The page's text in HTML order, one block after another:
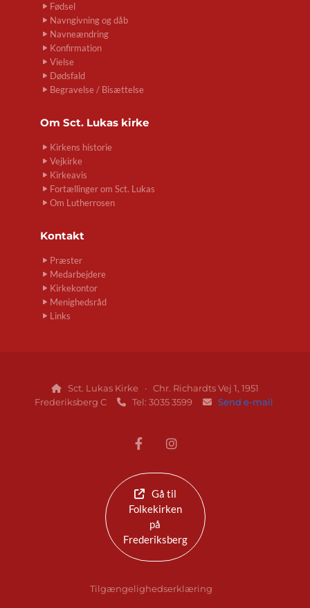
Fødsel
Navngivning og dåb
Navneændring
Konfirmation
Vielse
Dødsfald
Begravelse / Bisættelse
Om Sct. Lukas kirke
Kirkens historie
Vejkirke
Kirkeavis
Fortællinger om Sct. Lukas
Om Lutherrosen
Kontakt
Præster
Medarbejdere
Kirkekontor
Menighedsråd
Links

Sct. Lukas Kirke · Chr. Richardts Vej 1, 1951
Frederiksberg C
 Tel: 3035 3599  Send e-mail
Gå til
Folkekirken
på
Frederiksberg
Tilgængelighedserklæring